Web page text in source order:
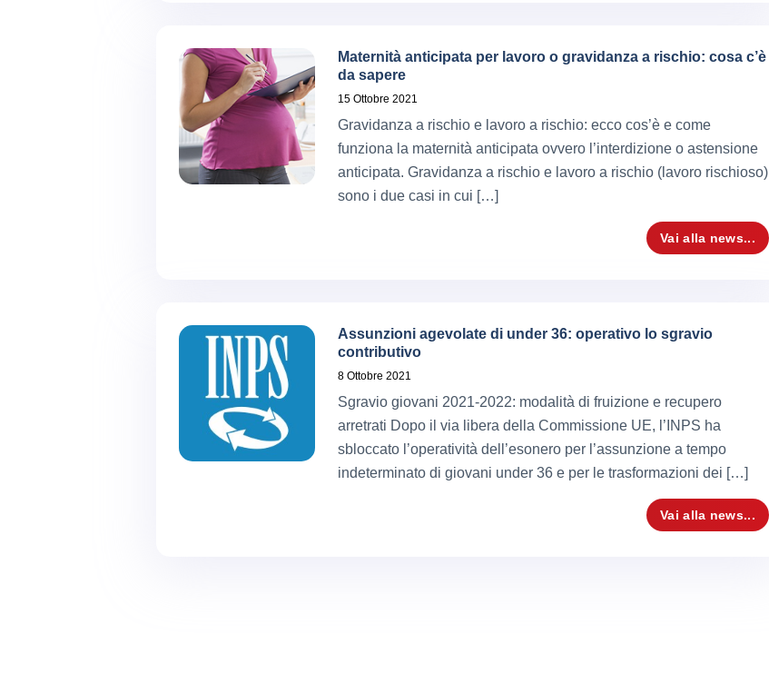
Maternità anticipata per lavoro o gravidanza a rischio: cosa c’è
da sapere
15 Ottobre 2021
Gravidanza a rischio e lavoro a rischio: ecco cos’è e come
funziona la maternità anticipata ovvero l’interdizione o astensione
anticipata. Gravidanza a rischio e lavoro a rischio (lavoro rischioso)
sono i due casi in cui […]
Vai alla news...
Assunzioni agevolate di under 36: operativo lo sgravio
contributivo
8 Ottobre 2021
Sgravio giovani 2021-2022: modalità di fruizione e recupero
arretrati Dopo il via libera della Commissione UE, l’INPS ha
sbloccato l’operatività dell’esonero per l’assunzione a tempo
indeterminato di giovani under 36 e per le trasformazioni dei […]
Vai alla news...